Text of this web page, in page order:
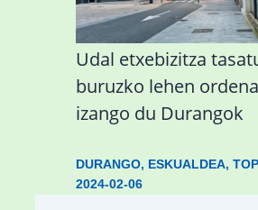
Udal etxebizitza
buruzko lehen
izango du Durangok
DURANGO, ESKUALDEA,
2024-02-06